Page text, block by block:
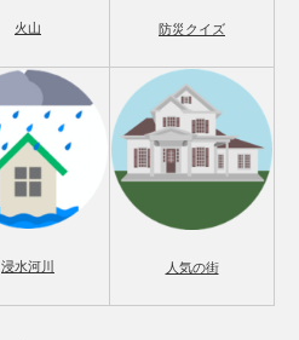
火山 防災クイズ
浸水河川 人気の街